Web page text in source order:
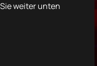
weiter unten